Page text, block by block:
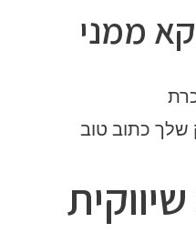
ממני
שלך כתוב טוב